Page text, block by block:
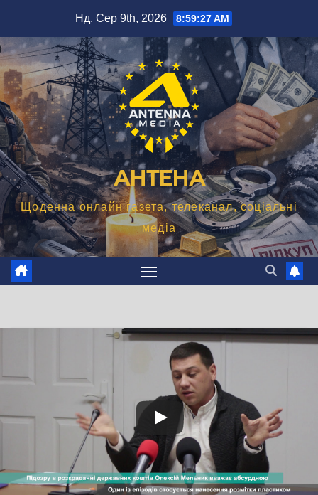
вмісту
Нд. Сер 9th, 2026 8:59:28 AM
АНТЕНА
Щоденна онлайн газета, телеканал, соціальні
медіа
Підозру в розкраданні
державних коштів
Олексій Мельник
вважає абсурдною